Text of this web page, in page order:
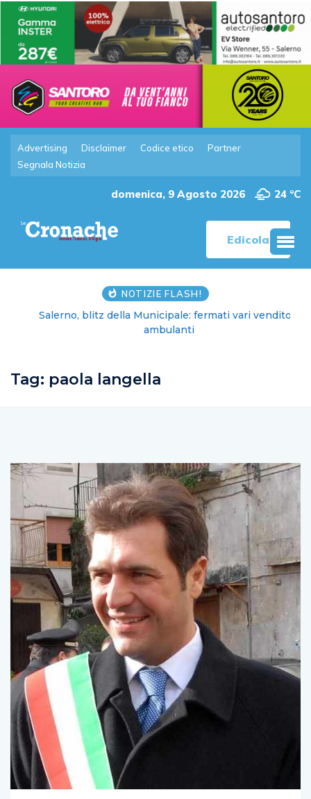
Advertising Disclaimer Codice etico
Partner
Segnala Notizia
domenica, 9 Agosto 2026 24 °C
Edicola
NOTIZIE FLASH!
Salerno, blitz della Municipale: fermati vari venditori
ambulanti
Tag: paola langella